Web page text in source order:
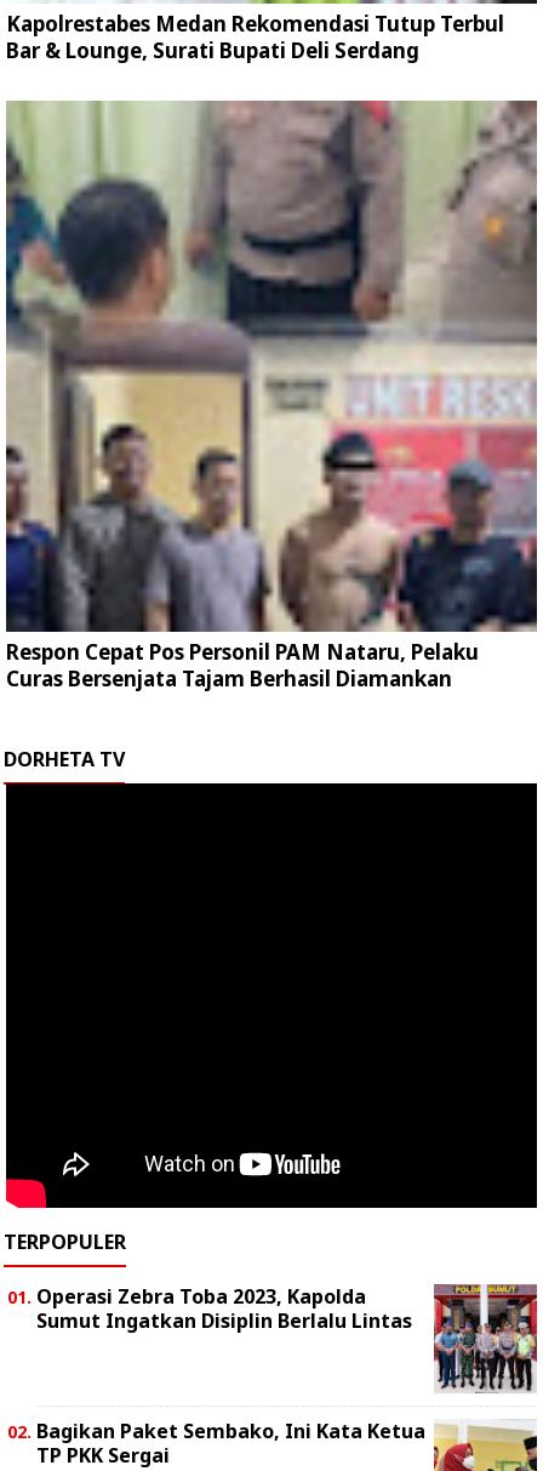
Kapolrestabes Medan Rekomendasi Tutup Terbul
Bar & Lounge, Surati Bupati Deli Serdang
Respon Cepat Pos Personil PAM Nataru, Pelaku
Curas Bersenjata Tajam Berhasil Diamankan
DORHETA TV
TERPOPULER
Operasi Zebra Toba 2023, Kapolda
Sumut Ingatkan Disiplin Berlalu Lintas
Bagikan Paket Sembako, Ini Kata Ketua
TP PKK Sergai